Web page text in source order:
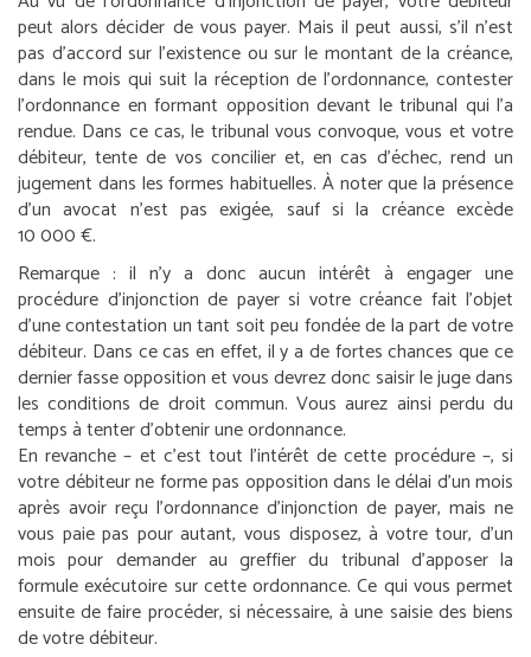
peut alors décider de vous payer. Mais il peut aussi, s’il n’est
pas d’accord sur l’existence ou sur le montant de la créance,
dans le mois qui suit la réception de l’ordonnance, contester
l’ordonnance en formant opposition devant le tribunal qui l’a
rendue. Dans ce cas, le tribunal vous convoque, vous et votre
débiteur, tente de vos concilier et, en cas d’échec, rend un
jugement dans les formes habituelles. À noter que la présence
d’un avocat n’est pas exigée, sauf si la créance excède
10 000 €.
Remarque : il n’y a donc aucun intérêt à engager une
procédure d’injonction de payer si votre créance fait l’objet
d’une contestation un tant soit peu fondée de la part de votre
débiteur. Dans ce cas en effet, il y a de fortes chances que ce
dernier fasse opposition et vous devrez donc saisir le juge dans
les conditions de droit commun. Vous aurez ainsi perdu du
temps à tenter d’obtenir une ordonnance.
En revanche – et c’est tout l’intérêt de cette procédure –, si
votre débiteur ne forme pas opposition dans le délai d’un mois
après avoir reçu l’ordonnance d’injonction de payer, mais ne
vous paie pas pour autant, vous disposez, à votre tour, d’un
mois pour demander au greffier du tribunal d’apposer la
formule exécutoire sur cette ordonnance. Ce qui vous permet
ensuite de faire procéder, si nécessaire, à une saisie des biens
de votre débiteur.